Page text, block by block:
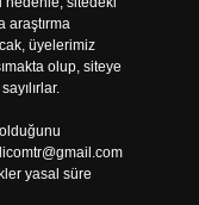
araştırma
üyelerimiz
olup, siteye
yasal süre